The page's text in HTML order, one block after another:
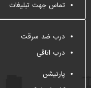
تماس جهت تبلیغات
درب ضد سرقت
درب اتاقی
پارتیشن